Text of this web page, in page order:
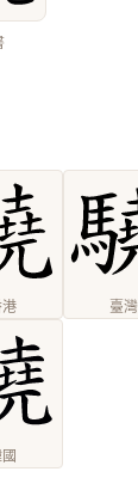
臺灣